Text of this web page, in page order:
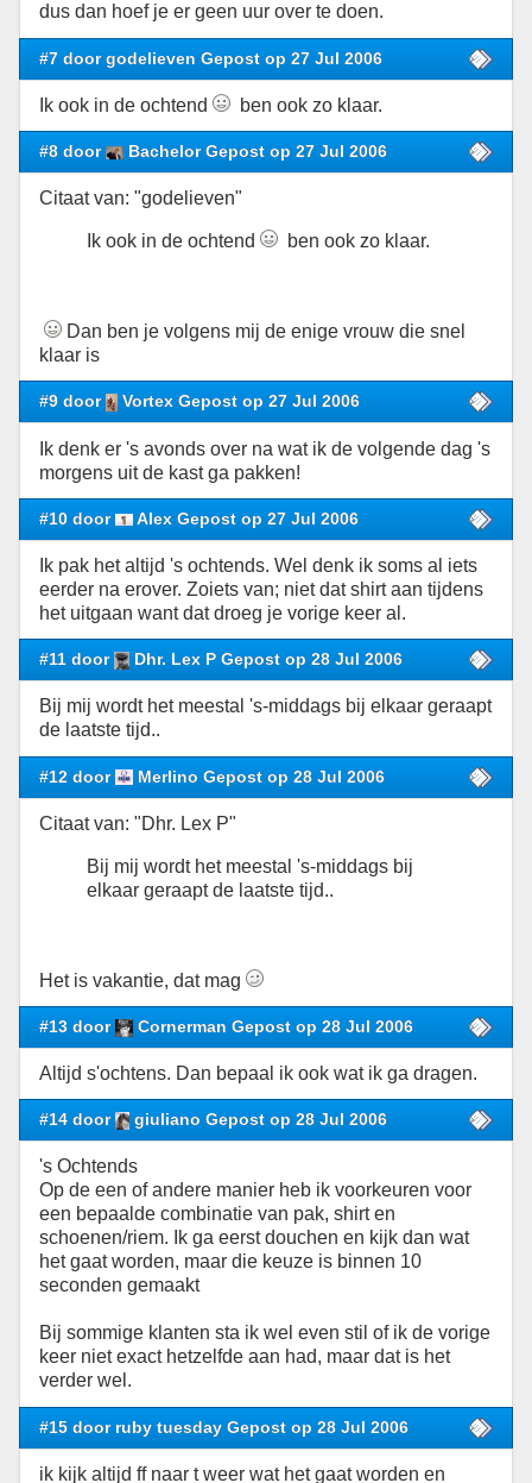
dus dan hoef je er geen uur over te doen.
#7 door godelieven Gepost op 27 Jul 2006
Ik ook in de ochtend ben ook zo klaar.
#8 door Bachelor Gepost op 27 Jul 2006
Citaat van: "godelieven"
Ik ook in de ochtend ben ook zo klaar.
Dan ben je volgens mij de enige vrouw die snel
klaar is
#9 door Vortex Gepost op 27 Jul 2006
Ik denk er 's avonds over na wat ik de volgende dag 's
morgens uit de kast ga pakken!
#10 door Alex Gepost op 27 Jul 2006
Ik pak het altijd 's ochtends. Wel denk ik soms al iets
eerder na erover. Zoiets van; niet dat shirt aan tijdens
het uitgaan want dat droeg je vorige keer al.
#11 door Dhr. Lex P Gepost op 28 Jul 2006
Bij mij wordt het meestal 's-middags bij elkaar geraapt
de laatste tijd..
#12 door Merlino Gepost op 28 Jul 2006
Citaat van: "Dhr. Lex P"
Bij mij wordt het meestal 's-middags bij
elkaar geraapt de laatste tijd..
Het is vakantie, dat mag
#13 door Cornerman Gepost op 28 Jul 2006
Altijd s'ochtens. Dan bepaal ik ook wat ik ga dragen.
#14 door giuliano Gepost op 28 Jul 2006
's Ochtends
Op de een of andere manier heb ik voorkeuren voor
een bepaalde combinatie van pak, shirt en
schoenen/riem. Ik ga eerst douchen en kijk dan wat
het gaat worden, maar die keuze is binnen 10
seconden gemaakt
Bij sommige klanten sta ik wel even stil of ik de vorige
keer niet exact hetzelfde aan had, maar dat is het
verder wel.
#15 door ruby tuesday Gepost op 28 Jul 2006
ik kijk altijd ff naar t weer wat het gaat worden en